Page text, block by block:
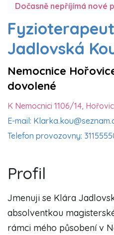
Dočasně nepříjímá nové
Jadlovská
Nemocnice
dovolené
K Nemocnici 1106/14,
E-mail:
Telefon provozovny:
Profil
Jmenuji se Klára
absolventkou
rámci mého působení v